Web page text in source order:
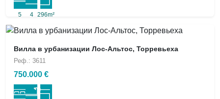
5 4 296m²
Вилла в урбанизации Лос-Альтос, Торревьеха
Реф.: 3611
750.000 €